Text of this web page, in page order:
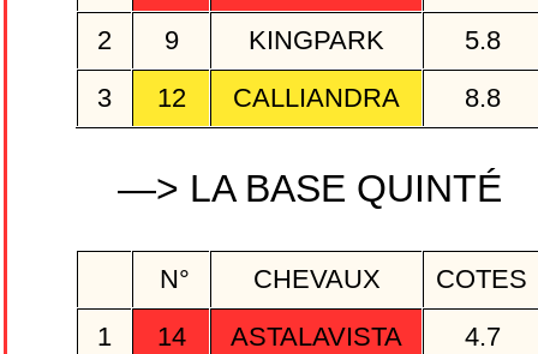
2
9 KINGPARK
5.8
3
12 CALLIANDRA 8.8
—> LA BASE QUINTÉ
N° CHEVAUX
COTES
1
14 ASTALAVISTA
4.7